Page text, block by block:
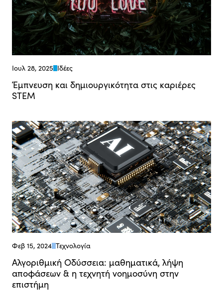
Ιουλ 28, 2025 Ιδέες
Έμπνευση και δημιουργικότητα στις καριέρες
STEM
Φεβ 15, 2024 Τεχνολογία
Αλγοριθμική Οδύσσεια: μαθηματικά, λήψη
αποφάσεων & η τεχνητή νοημοσύνη στην
επιστήμη